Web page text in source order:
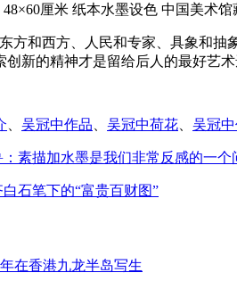
厘米 纸本水墨设色 中国美术馆
方和西方、人民和专家、具象和
创新的精神才是留给后人的最好艺
吴冠中作品 吴冠中荷花 吴冠
：素描加水墨是我们非常反感的一个
白石笔下的“富贵百财图”